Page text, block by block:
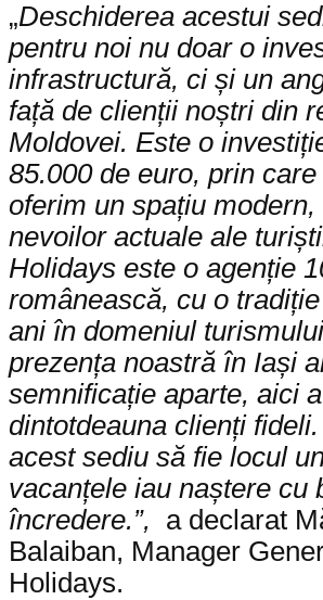
„Deschiderea acestui
pentru noi nu doar o
infrastructură, ci și un
față de clienții noștri din
Moldovei. Este o
85.000 de euro, prin
oferim un spațiu modern,
nevoilor actuale ale
Holidays este o agenție
românească, cu o
ani în domeniul
prezența noastră în Iași
semnificație aparte, aici
dintotdeauna clienți
acest sediu să fie locul
vacanțele iau naștere cu
încredere.”, a declarat
Balaiban, Manager
Holidays.